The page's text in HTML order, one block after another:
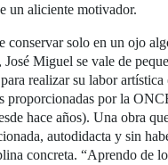
un aliciente motivador.
conservar solo en un ojo
José Miguel se vale de
realizar su labor artística
proporcionadas por la
hace años). Una obra
autodidacta y sin
concreta. “Aprendo de